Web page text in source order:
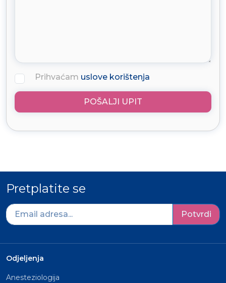
Prihvaćam uslove korištenja
POŠALJI UPIT
Pretplatite se
Potvrdi
Odjeljenja
Anesteziologija